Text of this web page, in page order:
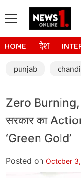
HOME देश
punjab
Zero
सरकार का
‘Green Gold’
Posted on October